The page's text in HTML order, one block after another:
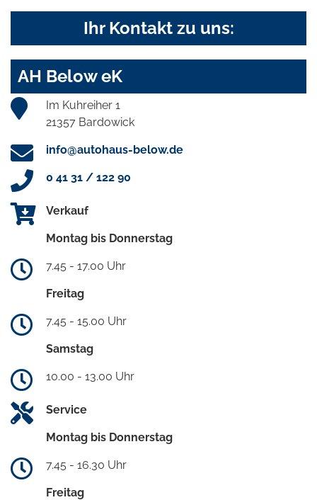
Ihr Kontakt zu uns:
AH Below eK
Im Kuhreiher 1
21357 Bardowick
info@autohaus-below.de
0 41 31 / 122 90
Verkauf
Montag bis Donnerstag
7.45 - 17.00 Uhr
Freitag
7.45 - 15.00 Uhr
Samstag
10.00 - 13.00 Uhr
Service
Montag bis Donnerstag
7.45 - 16.30 Uhr
Freitag